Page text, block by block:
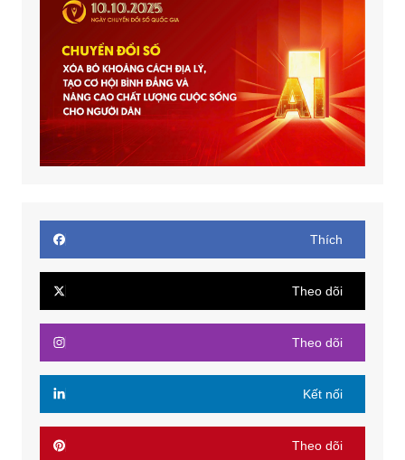
Thích
Theo dõi
Theo dõi
Kết nối
Theo dõi